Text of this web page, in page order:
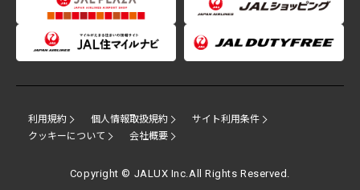
利用規約 個人情報取扱規約
サイト利用条件
クッキーについて
会社概要
Copyright © JALUX Inc.All Rights Reserved.